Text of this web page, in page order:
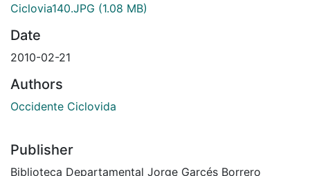
Ciclovia140.JPG (1.08 MB)
Date
2010-02-21
Authors
Occidente Ciclovida
Publisher
Biblioteca Departamental Jorge Garcés Borrero